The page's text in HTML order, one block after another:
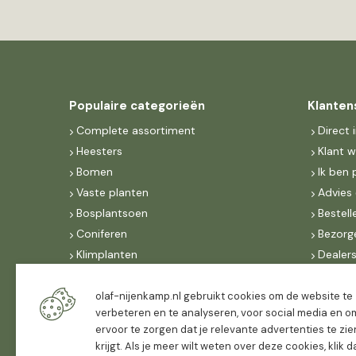
Populaire categorieën
Complete assortiment
Heesters
Bomen
Vaste planten
Bosplantsoen
Coniferen
Klimplanten
Dak, lei- & vormbomen
Dealers
Direct
Klant
Ik ben
Dealers
FAQ
olaf-nijenkamp.nl gebruikt cookies om de website te
verbeteren en te analyseren, voor social media en
ervoor te zorgen dat je relevante advertenties te
krijgt. Als je meer wilt weten over deze cookies, klik